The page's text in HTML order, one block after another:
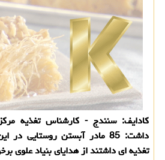
كادایف: سنندج - كارشناس تغذیه
داشت: 85 مادر آبستن روستایی
تغذیه ای داشتند از هدایای بنیاد علوی